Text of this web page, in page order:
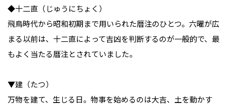
◆十二直（じゅうにちょく）
飛鳥時代から昭和初期まで用いられた暦注のひとつ。六曜が広
まる以前は、十二直によって吉凶を判断するのが一般的で、最
もよく当たる暦注とされていました。
▼建（たつ）
万物を建て、生じる日。物事を始めるのは大吉、土を動かす